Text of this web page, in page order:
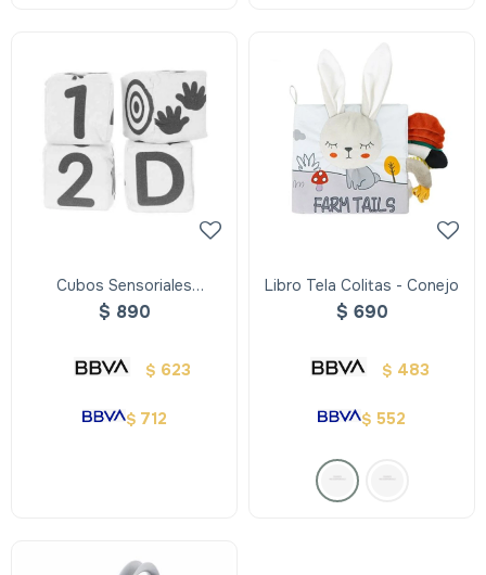
Cubos Sensoriales
Acolchonados
$ 890
$ 623
$ 712
Libro Tela Colitas - Conejo
$ 690
$ 483
$ 552